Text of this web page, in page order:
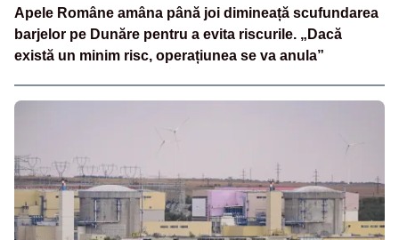
Apele Române amâna până joi dimineață scufundarea
barjelor pe Dunăre pentru a evita riscurile. „Dacă
există un minim risc, operațiunea se va anula”